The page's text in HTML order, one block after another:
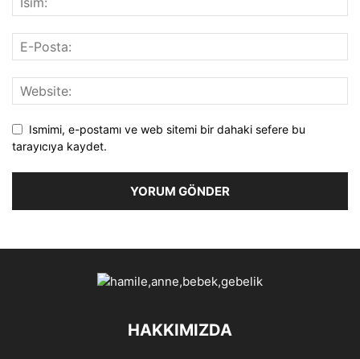
Ismimi, e-postamı ve web sitemi bir dahaki sefere bu
tarayıcıya kaydet.
HAKKIMIZDA